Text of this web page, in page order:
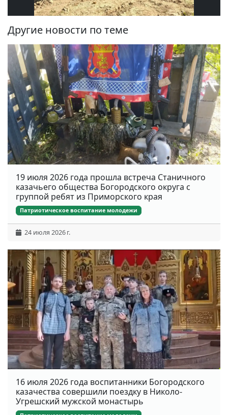
Другие новости по теме
19 июля 2026 года прошла встреча Станичного
казачьего общества Богородского округа с
группой ребят из Приморского края
Патриотическое воспитание молодежи
24 июля 2026 г.
16 июля 2026 года воспитанники Богородского
казачества совершили поездку в Николо-
Угрешский мужской монастырь